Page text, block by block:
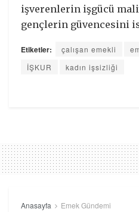
işverenlerin işgücü
gençlerin güvencesini
Etiketler: çalışan emekli
İŞKUR
kadın işsizliği
Anasayfa Emek Gündemi